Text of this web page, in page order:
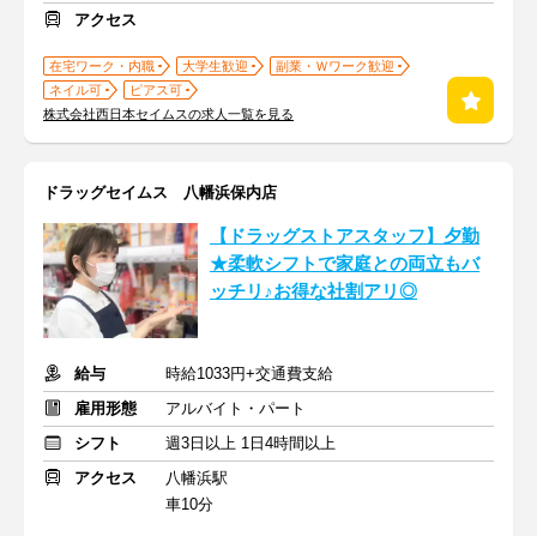
アクセス
在宅ワーク・内職 大学生歓迎
副業・Ｗワーク歓迎
ネイル可
ピアス可
株式会社西日本セイムスの求人一覧を見る
ドラッグセイムス 八幡浜保内店
【ドラッグストアスタッフ】夕勤
★柔軟シフトで家庭との両立もバ
ッチリ♪お得な社割アリ◎
給与
時給1033円+交通費支給
雇用形態
アルバイト・パート
シフト
週3日以上 1日4時間以上
アクセス
八幡浜駅
車10分